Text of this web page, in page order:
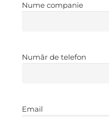
Nume
Nume companie
Număr
Număr de telefon
Email
Email